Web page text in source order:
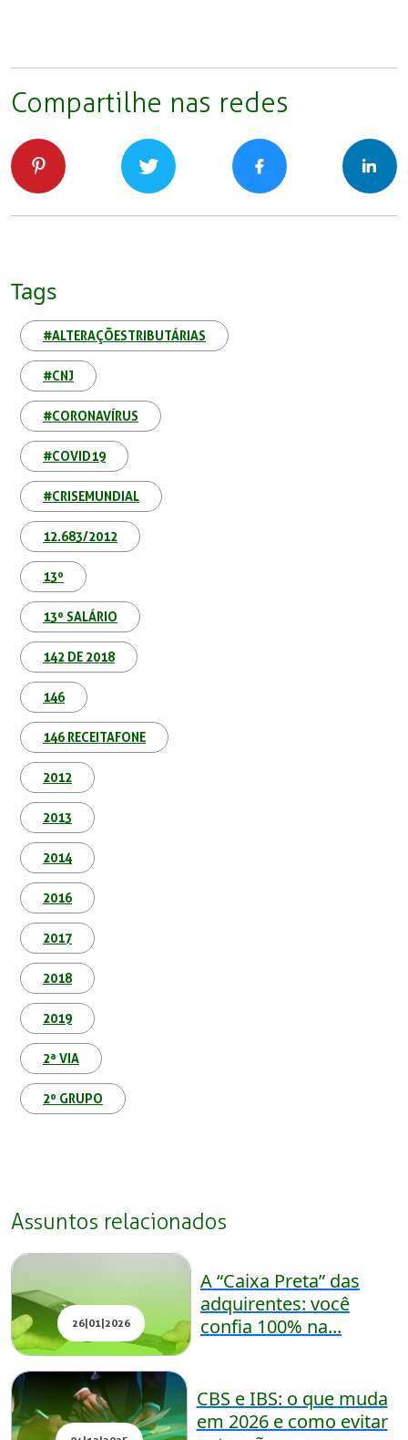
Compartilhe nas redes
Tags
#ALTERAÇÕESTRIBUTÁRIAS
#CNJ
#CORONAVÍRUS
#COVID19
#CRISEMUNDIAL
12.683/2012
13º
13º SALÁRIO
142 DE 2018
146
146 RECEITAFONE
2012
2013
2014
2016
2017
2018
2019
2ª VIA
2º GRUPO
Assuntos relacionados
26|01|2026
A “Caixa Preta” das
adquirentes: você
confia 100% na...
CBS e IBS: o que muda
em 2026 e como evitar